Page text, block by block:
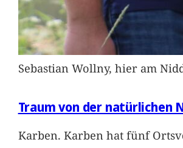
Sebastian Wollny, hier am
Traum von der natürlichen
Karben. Karben hat fünf